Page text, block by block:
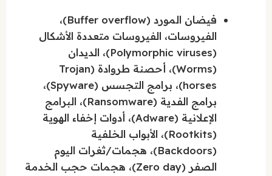
فيضان المورد (Buffer overflow)،
الفيروسات، الفيروسات متعددة الأشكال
(Polymorphic viruses)، الديدان
(Worms)، أحصنة طروادة (Trojan
horses)، برامج التجسس (Spyware)،
برامج الفدية (Ransomware)، البرامج
الإعلانية (Adware)، أدوات إخفاء الهوية
(Rootkits)، الأبواب الخلفية
(Backdoors)، هجمات/ثغرات اليوم
الصفر (Zero day)، هجمات حجب الخدمة